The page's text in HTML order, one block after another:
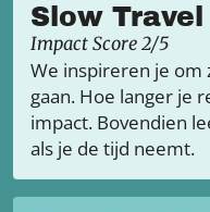
Slow Travel
Impact Score 2/5
We inspireren je om
gaan. Hoe langer je
impact. Bovendien
als je de tijd neemt.